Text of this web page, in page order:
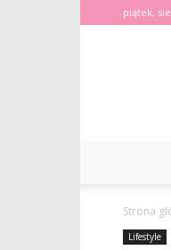
piątek,
Strona
Lifestyle